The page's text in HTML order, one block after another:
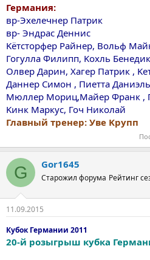
Германия:
вр-Эхелечнер Патрик
вр- Эндрас Деннис
Kётсторфер Райнер, Вольф
Гогулла Филипп, Kохль
Oлвер Дарин, Хагер Патрик ,
Даннер Симон , Пиетта
Мюллер Мориц,Mайер Франк ,
Kинк Маркус, Гоч Николай
Главный тренер: Уве Kрупп
G Gor1645
Старожил форума Рейтинг
11.09.2015
Кубок Германии 2011
20-й розыгрыш кубка